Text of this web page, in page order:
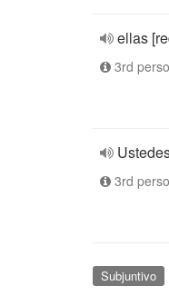
ellas
3rd
3rd
Subjuntivo